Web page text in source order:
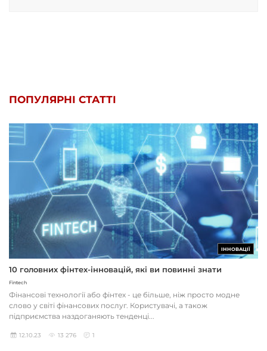
ПОПУЛЯРНІ СТАТТІ
ІННОВАЦІЇ
10 головних фінтех-інновацій, які ви повинні знати
Fintech
Фінансові технології або фінтех - це більше, ніж просто модне
слово у світі фінансових послуг. Користувачі, а також
підприємства наздоганяють тенденці...
12.10.23 13 276 1